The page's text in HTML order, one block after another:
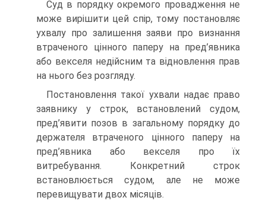
Суд в порядку окремого провадження не
може вирішити цей спір, тому постановляє
ухвалу про залишення заяви про визнання
втраченого цінного паперу на пред’явника
або векселя недійсним та відновлення прав
на нього без розгляду.
Постановлення такої ухвали надає право
заявнику у строк, встановлений судом,
пред’явити позов в загальному порядку до
держателя втраченого цінного паперу на
пред’явника або векселя про їх
витребування. Конкретний строк
встановлюється судом, але не може
перевищувати двох місяців.